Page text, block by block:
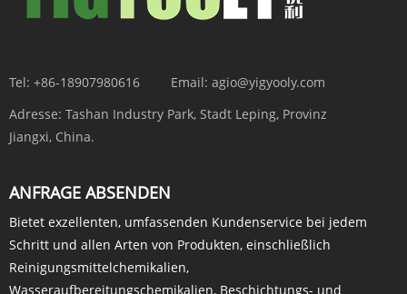
Tel: +86-18907980616 Email: agio@yigyooly.com
Adresse: Tashan Industry Park, Stadt Leping, Provinz
Jiangxi, China.
ANFRAGE ABSENDEN
Bietet exzellenten, umfassenden Kundenservice bei jedem
Schritt und allen Arten von Produkten, einschließlich
Reinigungsmittelchemikalien,
Wasseraufbereitungschemikalien, Beschichtungs- und